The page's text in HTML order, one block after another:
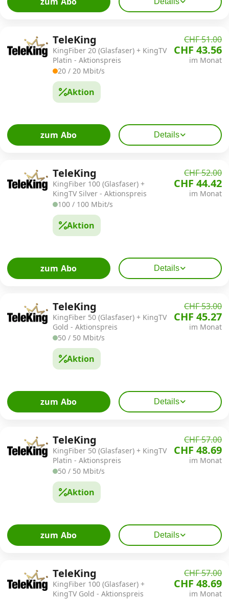
TeleKing
KingFiber 20 (Glasfaser) + KingTV
Platin - Aktionspreis
20 / 20 Mbit/s
Aktion
CHF 51.00
CHF 43.56
im Monat
zum Abo Details
TeleKing
KingFiber 100 (Glasfaser) +
KingTV Silver - Aktionspreis
100 / 100 Mbit/s
Aktion
CHF 52.00
CHF 44.42
im Monat
zum Abo Details
TeleKing
KingFiber 50 (Glasfaser) + KingTV
Gold - Aktionspreis
50 / 50 Mbit/s
Aktion
CHF 53.00
CHF 45.27
im Monat
zum Abo Details
TeleKing
KingFiber 50 (Glasfaser) + KingTV
Platin - Aktionspreis
50 / 50 Mbit/s
Aktion
CHF 57.00
CHF 48.69
im Monat
zum Abo Details
TeleKing
KingFiber 100 (Glasfaser) +
KingTV Gold - Aktionspreis
CHF 57.00
CHF 48.69
im Monat